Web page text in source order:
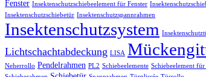
Fenster Insektenschutzschiebeelement für Fenster
Insektenschutzschiebetür Insektenschutzspannrahmen
Insektenschutzsystem
Lichtschachtabdeckung LISA
Neherrollo Pendelrahmen PL2 Schiebeelemente Schiebeelement